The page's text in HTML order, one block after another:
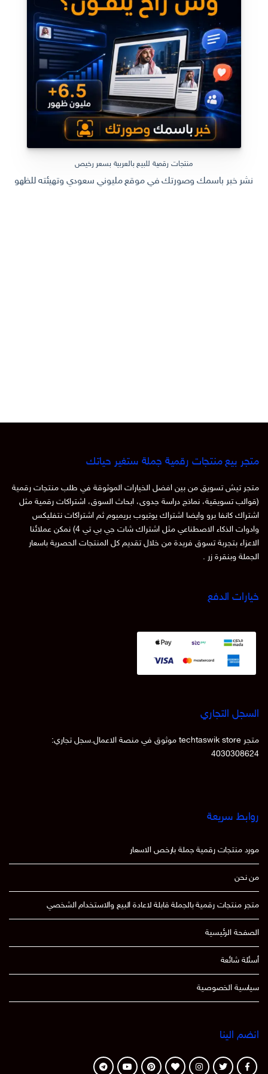
منتجات رقمية للبيع بالعربية بسعر رخيص
نشر خبر باسمك وصورتك في موقع مليوني سعودي وتهيئته للظهور
متجر بيع منتجات رقمية جملة ستغير حياتك
متجر تيش تسويق من بين افضل الخيارات الموثوقة في طلب منتجات رقمية
(قوالب تسويقية، نماذج دراسة جدوى، ابحاث السوق، اشتراكات رقمية مثل
اشتراك كانفا برو وايضا اشتراك يوتيوب بريميوم ثم اشتراكات نتفليكس
وادوات الذكاء الاصطناعي مثل اشتراك شات جي بي تي 4) نمكن عملائنا
الاعزاء بتجربة تسوق فريدة من خلال تقديم كل المنتجات الحصرية باسعار
الجملة وبنقرة زر .
خيارات الدفع
السجل التجاري
متجر techtaswik store موثوق في منصة الاعمال.سجل تجاري:
4030308624
روابط سريعة
مورد منتجات رقمية جملة بارخص الاسعار
من نحن
متجر منتجات رقمية بالجملة قابلة لاعادة البيع والاستخدام الشخصي
الصفحة الرئيسية
أسئلة شائعة
سياسية الخصوصية
انضم الينا